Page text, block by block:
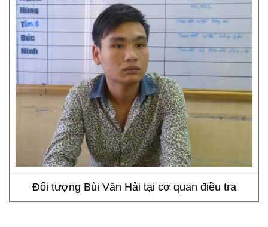
Đối tượng Bùi Văn Hải tại cơ quan điều tra